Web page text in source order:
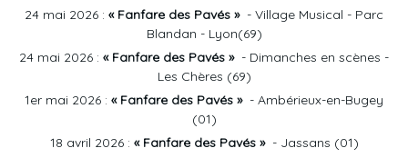
24 mai 2026 : « Fanfare des Pavés » - Village Musical - Parc
Blandan - Lyon(69)
24 mai 2026 : « Fanfare des Pavés » - Dimanches en scènes -
Les Chères (69)
1er mai 2026 : « Fanfare des Pavés » - Ambérieux-en-Bugey
(01)
18 avril 2026 : « Fanfare des Pavés » - Jassans (01)